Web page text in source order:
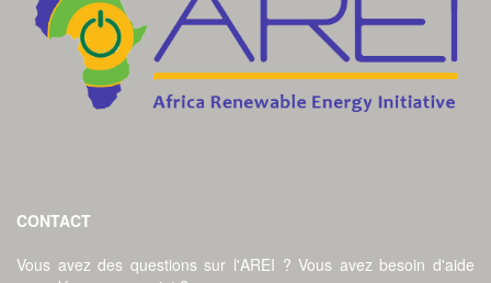
CONTACT
Vous avez des questions sur l'AREI ? Vous avez besoin d'aide